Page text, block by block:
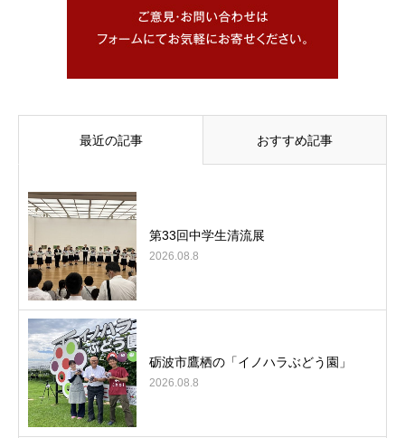
最近の記事 おすすめ記事
第33回中学生清流展
2026.08.8
砺波市鷹栖の「イノハラぶどう園」
2026.08.8